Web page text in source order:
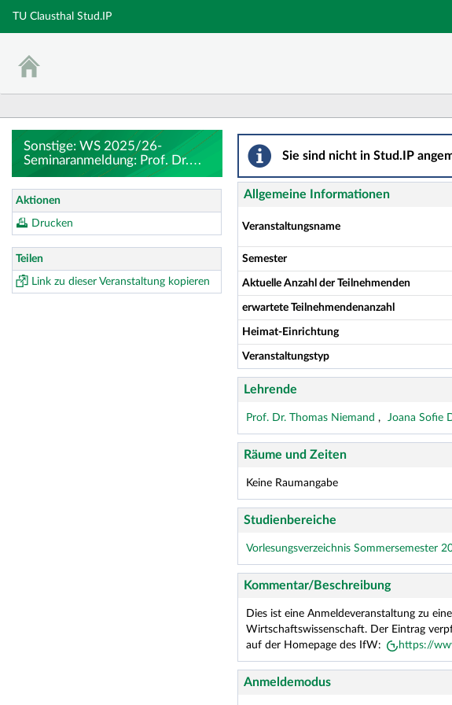
TU Clausthal Stud.IP
Sonstige: WS 2025/26-
Seminaranmeldung: Prof. Dr.
Niemand – Method Lab; auf
Deutsch für Bachelor und
Master - Details
Aktionen
Drucken
Teilen
Link zu dieser Veranstaltung kopieren
sonstige: WS 2025/26-
Sie sind nicht in Stud.IP
Allgemeine Informationen
Veranstaltungsname
Semester
Aktuelle Anzahl der Teilnehmenden
erwartete Teilnehmendenanzahl
Heimat-Einrichtung
Veranstaltungstyp
Lehrende
Prof. Dr. Thomas Niemand Joana Sofie
Räume und Zeiten
Keine Raumangabe
Studienbereiche
Vorlesungsverzeichnis Sommersemester
Kommentar/Beschreibung
Dies ist eine Anmeldeveranstaltung zu
Wirtschaftswissenschaft. Der Eintrag
auf der Homepage des IfW:
https://
Anmeldemodus